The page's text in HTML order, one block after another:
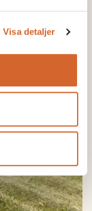
Visa detaljer